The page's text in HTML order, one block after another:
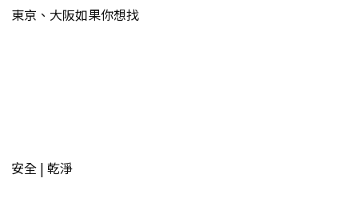
東京、大阪如果你想找
安全 | 乾淨